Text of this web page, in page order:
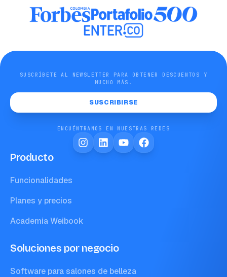
SUSCRÍBETE AL NEWSLETTER PARA OBTENER DESCUENTOS Y
MUCHO MÁS.
SUSCRIBIRSE
ENCUÉNTRANOS EN NUESTRAS REDES
Producto
Funcionalidades
Planes y precios
Academia Weibook
Soluciones por negocio
Software para salones de belleza